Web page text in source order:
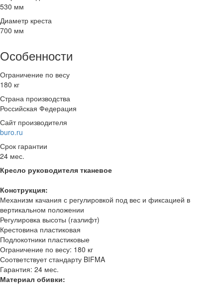
530 мм
Диаметр креста
700 мм
Особенности
Ограничение по весу
180 кг
Страна производства
Российская Федерация
Сайт производителя
buro.ru
Срок гарантии
24 мес.
Кресло руководителя тканевое
Конструкция:
Механизм качания с регулировкой под вес и фиксацией в
вертикальном положении
Регулировка высоты (газлифт)
Крестовина пластиковая
Подлокотники пластиковые
Ограничение по весу: 180 кг
Соответствует стандарту BIFMA
Гарантия: 24 мес.
Материал обивки: